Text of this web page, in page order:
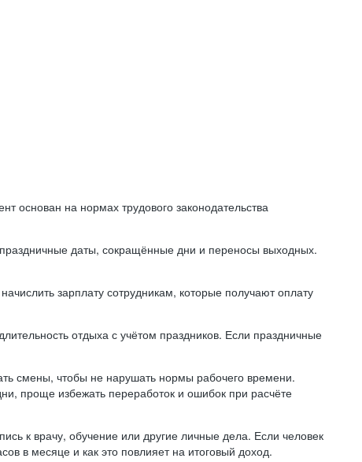
основан на нормах трудового законодательства
даты, сокращённые дни и переносы выходных.
зарплату сотрудникам, которые получают оплату
отдыха с учётом праздников. Если праздничные
смены, чтобы не нарушать нормы рабочего времени.
проще избежать переработок и ошибок при расчёте
к врачу, обучение или другие личные дела. Если человек
в месяце и как это повлияет на итоговый доход.